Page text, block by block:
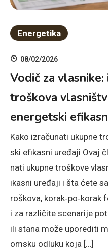
Energetika
08/02/2026
Vodič za vlasnike:
troškova
energetski
Kako izračunati ukupne
ski efikasni uređaji Ovaj
nati ukupne troškove
ikasni uređaji i šta ćete
roškova,
i za različite scenarije
ili stana može uporediti
omsku odluku koja […]